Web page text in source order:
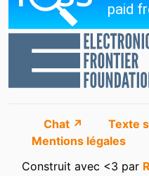
Chat ↗ Texte
Mentions légales
Construit avec <3 par